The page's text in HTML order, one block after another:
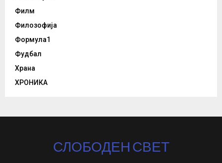
Филм
Филозофија
Формула1
Фудбал
Храна
ХРОНИКА
СЛОБОДЕН СВЕТ